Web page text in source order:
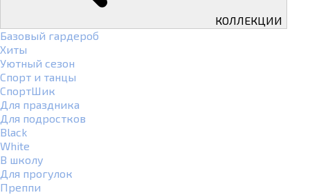
КОЛЛЕКЦИИ
Базовый гардероб
Хиты
Уютный сезон
Спорт и танцы
СпортШик
Для праздника
Для подростков
Black
White
В школу
Для прогулок
Преппи